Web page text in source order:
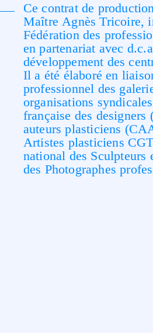
Ce contrat de
Maître Agnès Tricoire,
Fédération des
en partenariat avec
développement des
Il a été élaboré en
professionnel des
organisations
française des designers
auteursplasticiens (
Artistes plasticiens CGT
national des Sculpteurs
des Photographes